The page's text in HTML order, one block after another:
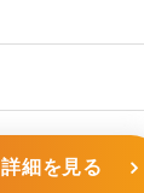
詳細を見る